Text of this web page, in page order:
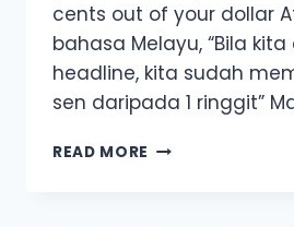
cents out of your dollar
bahasa Melayu, “Bila
headline, kita sudah
sen daripada 1 ringgit”
READ MORE 5